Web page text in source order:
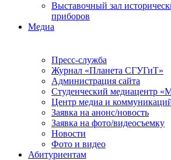
Выставочный зал
приборов
Медиа
Пресс-служба
Журнал «Планета СГУГиТ»
Администрация сайта
Студенческий медиацентр
Центр медиа и
Заявка на анонс/новость
Заявка на фото/видеосъемку
Новости
Фото и видео
Абитуриентам